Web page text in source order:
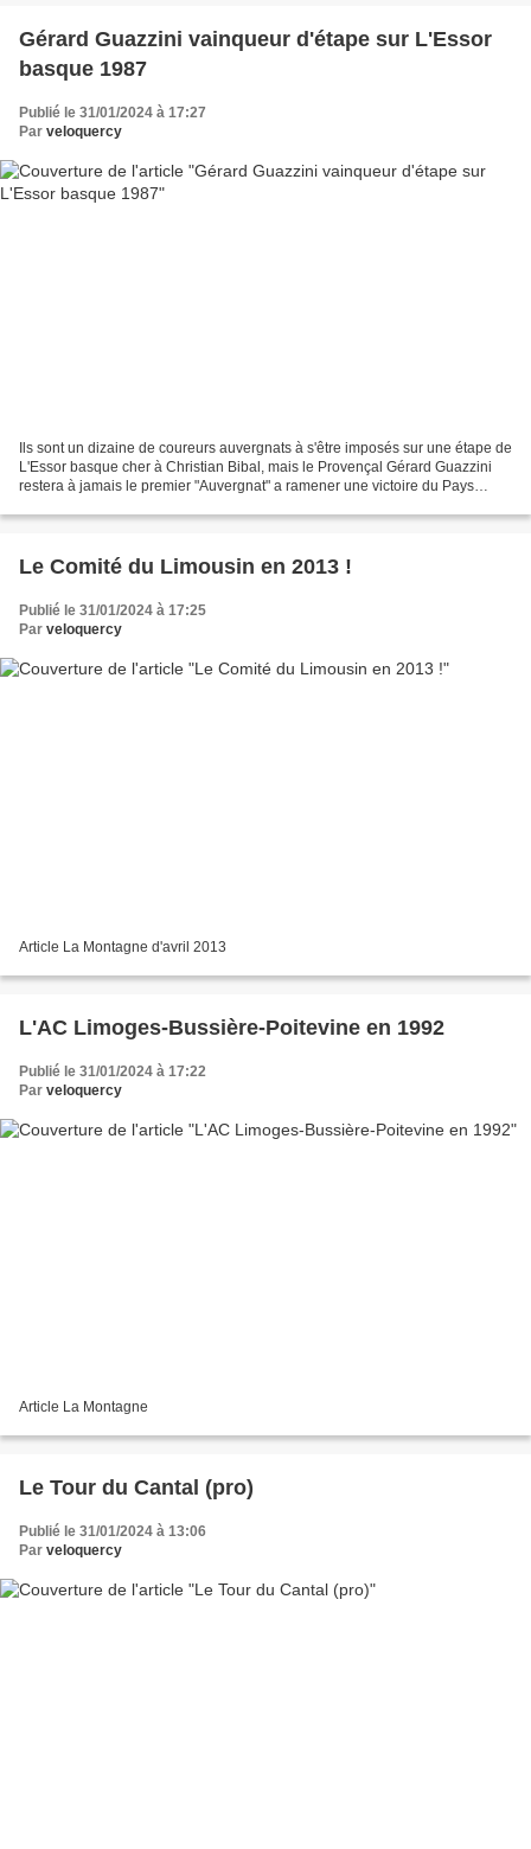
Gérard Guazzini vainqueur d'étape sur L'Essor
basque 1987
Publié le 31/01/2024 à 17:27
Par veloquercy
Ils sont un dizaine de coureurs auvergnats à s'être imposés sur une étape de
L'Essor basque cher à Christian Bibal, mais le Provençal Gérard Guazzini
restera à jamais le premier "Auvergnat" a ramener une victoire du Pays
Le Comité du Limousin en 2013 !
Publié le 31/01/2024 à 17:25
Par veloquercy
Article La Montagne d'avril 2013
L'AC Limoges-Bussière-Poitevine en 1992
Publié le 31/01/2024 à 17:22
Par veloquercy
Article La Montagne
Le Tour du Cantal (pro)
Publié le 31/01/2024 à 13:06
Par veloquercy